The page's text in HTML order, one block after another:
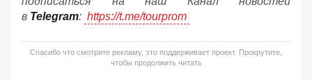
в Telegram: https://t.me/tourprom
Спасибо что смотрите рекламу, это поддерживает проект. Прокрутите,
чтобы продолжить читать